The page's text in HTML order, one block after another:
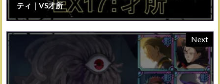
ティ｜VS才所
Next